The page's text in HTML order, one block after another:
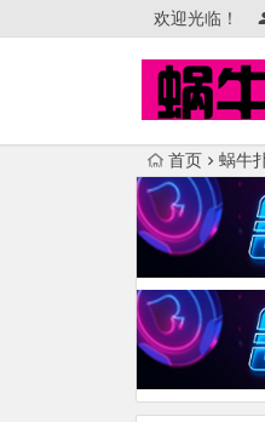
欢迎光临！
首页 蜗牛